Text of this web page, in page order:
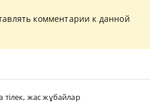
комментарии к данной
тілек, жас жұбайлар